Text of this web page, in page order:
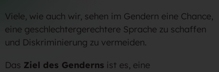
Viele, wie auch wir, sehen im Gendern eine Chance,
eine geschlechtergerechtere Sprache zu schaffen
und Diskriminierung zu vermeiden.
Das Ziel des Genderns ist es, eine